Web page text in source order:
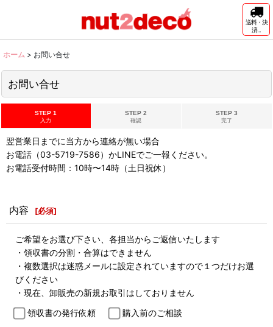
送料・決
済...
ホーム > お問い合せ
お問い合せ
STEP 1
入力
STEP 2
確認
STEP 3
完了
翌営業日までに当方から連絡が無い場合
お電話（03-5719-7586）かLINEでご一報ください。
お電話受付時間：10時〜14時（土日祝休）
内容 [必須]
ご希望をお選び下さい、各担当からご返信いたします
・領収書の分割・合算はできません
・複数選択は迷惑メールに設定されていますので１つだけお選
びください
・現在、卸販売の新規お取引はしておりません
領収書の発行依頼
購入前のご相談